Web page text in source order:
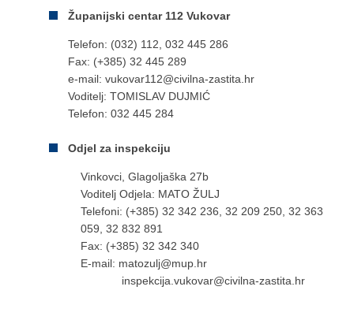
Županijski centar 112 Vukovar
Telefon: (032) 112, 032 445 286
Fax: (+385) 32 445 289
e-mail: vukovar112@civilna-zastita.hr
Voditelj: TOMISLAV DUJMIĆ
Telefon: 032 445 284
Odjel za inspekciju
Vinkovci, Glagoljaška 27b
Voditelj Odjela: MATO ŽULJ
Telefoni: (+385) 32 342 236, 32 209 250, 32 363
059, 32 832 891
Fax: (+385) 32 342 340
E-mail: matozulj@mup.hr
inspekcija.vukovar@civilna-zastita.hr